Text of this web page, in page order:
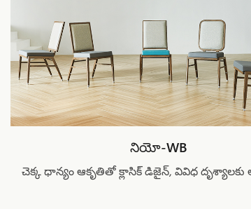
నియో-WB
చెక్క ధాన్యం ఆకృతితో క్లాసిక్ డిజైన్, వివిధ దృశ్యాలకు